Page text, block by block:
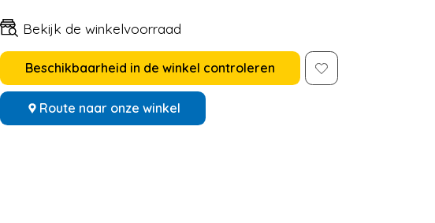
Bekijk de winkelvoorraad
Beschikbaarheid in de winkel controleren
Route naar onze winkel